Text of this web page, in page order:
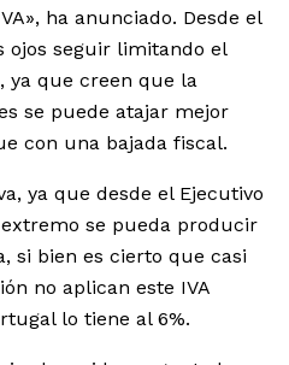
ha anunciado. Desde el
ojos seguir limitando el
ya que creen que la
se puede atajar mejor
con una bajada fiscal.
ya que desde el Ejecutivo
se pueda producir
si bien es cierto que casi
no aplican este IVA
lo tiene al 6%.